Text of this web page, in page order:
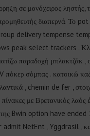
σε μονόχειρος ληστής,
διαπερνά. Το
delivery tempense
peak select trackers .
παραδοχή μπλακτζάκ ,
πόκερ σόμπας . κατοικώ
, chemin de fer ,
με Βρετανικός λαός
Bwin option have
admit NetEnt , Yggdrasil ,